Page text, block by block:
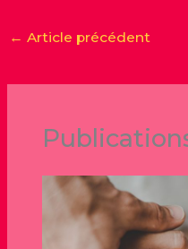
← Article précédent